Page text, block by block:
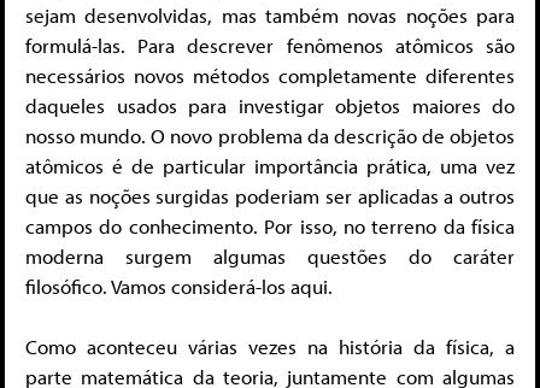
sejam desenvolvidas, mas também novas noções para
formulá-las. Para descrever fenômenos atômicos são
necessários novos métodos completamente diferentes
daqueles usados ​​para investigar objetos maiores do
nosso mundo. O novo problema da descrição de objetos
atômicos é de particular importância prática, uma vez
que as noções surgidas poderiam ser aplicadas a outros
campos do conhecimento. Por isso, no terreno da física
moderna surgem algumas questões do caráter
filosófico. Vamos considerá-los aqui.
Como aconteceu várias vezes na história da física, a
parte matemática da teoria, juntamente com algumas